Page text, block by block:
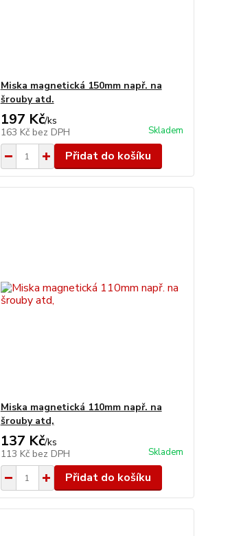
Miska magnetická 150mm např. na
šrouby atd.
197 Kč/ks
163 Kč bez DPH Skladem
Přidat do košíku
Miska magnetická 110mm např. na
šrouby atd,
137 Kč/ks
113 Kč bez DPH Skladem
Přidat do košíku